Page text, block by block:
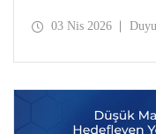
kurgulandı.
03 Nis 2026